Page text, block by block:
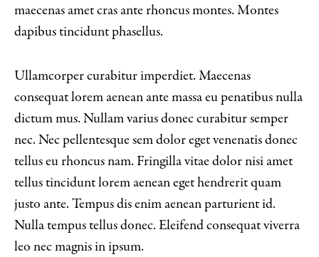
maecenas amet cras ante rhoncus montes. Montes
dapibus tincidunt phasellus.
Ullamcorper curabitur imperdiet. Maecenas
consequat lorem aenean ante massa eu penatibus nulla
dictum mus. Nullam varius donec curabitur semper
nec. Nec pellentesque sem dolor eget venenatis donec
tellus eu rhoncus nam. Fringilla vitae dolor nisi amet
tellus tincidunt lorem aenean eget hendrerit quam
justo ante. Tempus dis enim aenean parturient id.
Nulla tempus tellus donec. Eleifend consequat viverra
leo nec magnis in ipsum.